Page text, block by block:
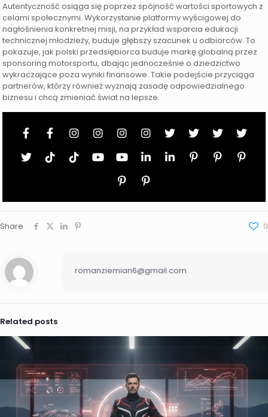
Autentyczność osiąga się poprzez spójność wartości sportowych z
celami społecznymi. Wykorzystanie platformy wyścigowej do
nagłośnienia konkretnej misji, na przykład wsparcia edukacji
technicznej młodzieży, buduje głębszy szacunek u odbiorców. To
pokazuje, jak polski przedsiębiorca buduje markę globalną przez
sponsoring motorsportu, dbając jednocześnie o dziedzictwo
wykraczające poza wyniki finansowe. Takie podejście przyciąga
partnerów, którzy również wyznają zasadę odpowiedzialnego
biznesu i chcą zmieniać świat na lepsze.
Share 0
romanziemian6@gmail.com
Related posts